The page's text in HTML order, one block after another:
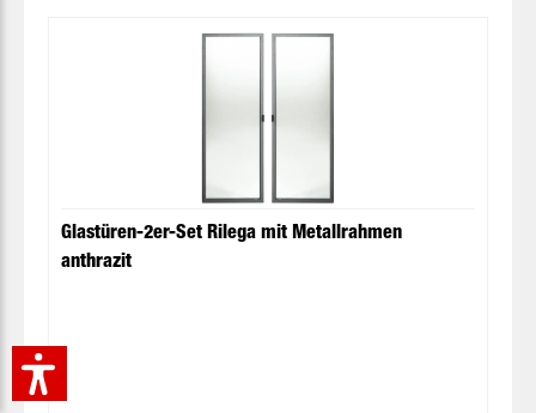
Glastüren-2er-Set Rilega mit Metallrahmen
anthrazit